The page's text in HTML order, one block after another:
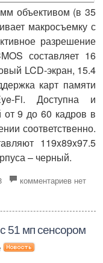
объективом (в 35
макросъемку с
разрешение
составляет 16
LCD-экран, 15.4
карт памяти
Fi. Доступна и
от 9 до 60 кадров в
соответственно.
119x89x97.5
– черный.
комментариев нет
51 мп сенсором